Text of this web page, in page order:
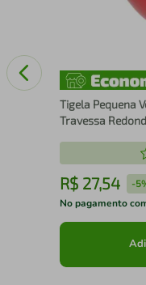
Tigela Pequena
Travessa
R$ 27,54 -
No pagamento